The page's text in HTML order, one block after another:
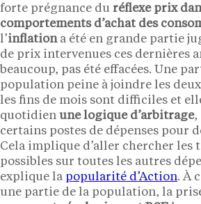
forte prégnance du réflexe prix
comportements d’achat des
l’inflationa été en grande partie
de prix intervenues ces dernières
beaucoup, pas été effacées. Une
population peine à joindre les
les fins de mois sont difficiles et
quotidien une logique d’arbitrage,
certains postes de dépenses pour
Cela implique d’aller chercher les
possibles sur toutes les autres
explique la popularité d’Action. À
une partie de la population, la